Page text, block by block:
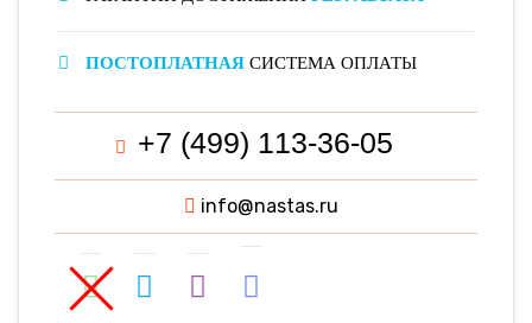
ПОСТОПЛАТНАЯ СИСТЕМА ОПЛАТЫ
+7 (499) 113-36-05
info@nastas.ru